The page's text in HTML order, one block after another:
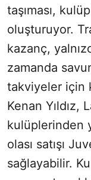
taşıması,
oluşturuyor.
kazanç,
zamanda
takviyeler için
Kenan Yıldız,
kulüplerinden
olası satışı
sağlayabilir.